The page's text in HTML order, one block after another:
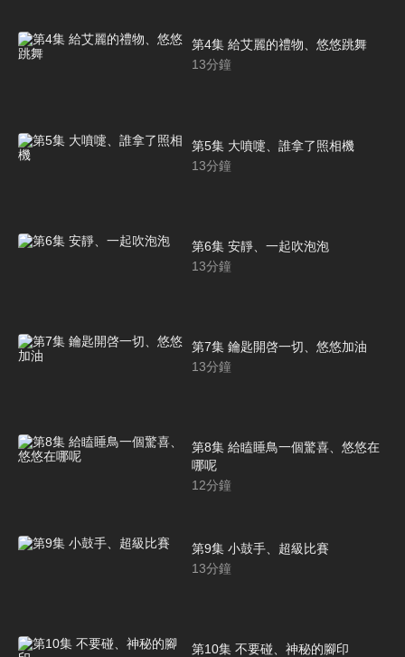
第4集 給艾麗的禮物、悠悠跳舞
13分鐘
第5集 大噴嚏、誰拿了照相機
13分鐘
第6集 安靜、一起吹泡泡
13分鐘
第7集 鑰匙開啓一切、悠悠加油
13分鐘
第8集 給瞌睡鳥一個驚喜、悠悠在
哪呢
12分鐘
第9集 小鼓手、超級比賽
13分鐘
第10集 不要碰、神秘的腳印